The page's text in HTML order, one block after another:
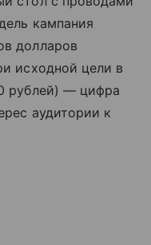
кампания
долларов
исходной цели в
рублей) — цифра
аудитории к